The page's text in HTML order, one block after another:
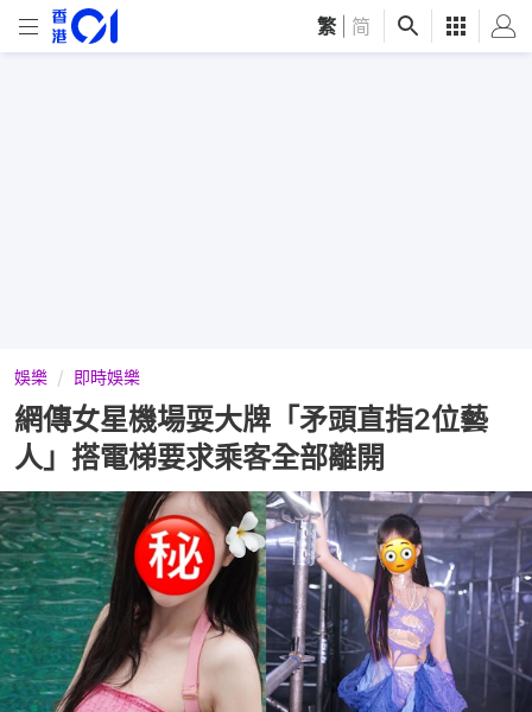
繁 简
娛樂 即時娛樂
網傳女星機場耍大牌「矛頭直指2位藝
人」搭電梯要求乘客全部離開